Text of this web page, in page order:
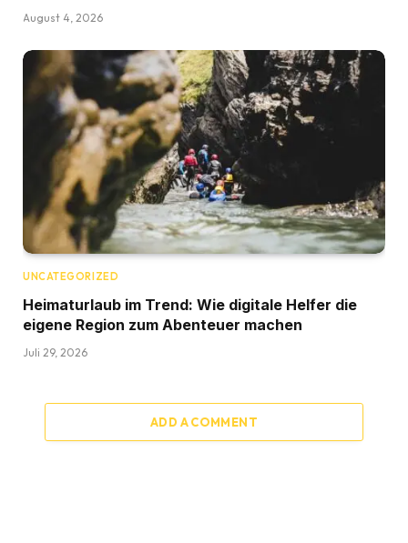
August 4, 2026
UNCATEGORIZED
Heimaturlaub im Trend: Wie digitale Helfer die
eigene Region zum Abenteuer machen
Juli 29, 2026
ADD A COMMENT